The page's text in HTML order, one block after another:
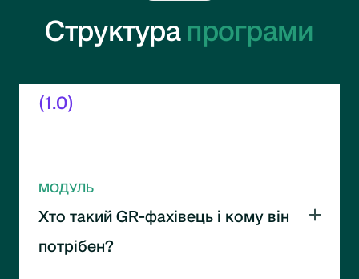
Структурапрограми
(1.0)
МОДУЛЬ
Хто такий GR-фахівець і кому він
потрібен?